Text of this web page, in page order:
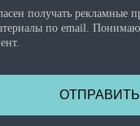
получать рекламные
по email.